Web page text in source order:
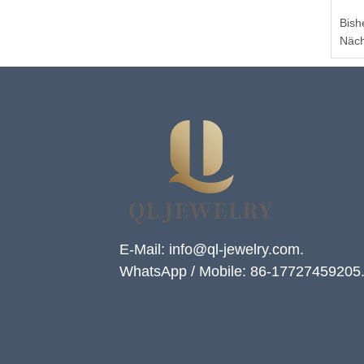
E-Mail: info@ql-jewelry.com.
WhatsApp / Mobile: 86-17727459205.